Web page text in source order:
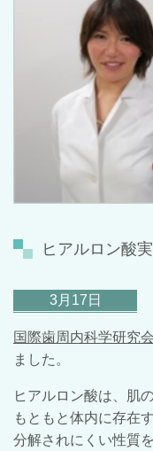
ヒアルロン酸
3月17日
国際歯周内科学研究会
ました。
ヒアルロン酸は、肌
もともと体内に存在
分解されにくい性質